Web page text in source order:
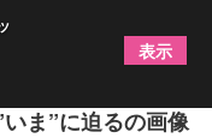
フルアルバムを
ま”に迫るの画像
表示